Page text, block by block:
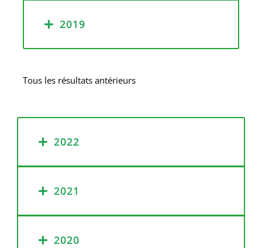
2019
Tous les résultats antérieurs
2022
2021
2020